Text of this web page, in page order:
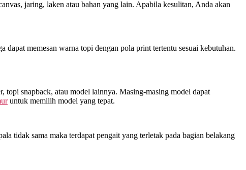
jaring, laken atau bahan yang lain. Apabila kesulitan, Anda akan
memesan warna topi dengan pola print tertentu sesuai kebutuhan.
topi snapback, atau model lainnya. Masing-masing model dapat
untuk memilih model yang tepat.
tidak sama maka terdapat pengait yang terletak pada bagian belakang